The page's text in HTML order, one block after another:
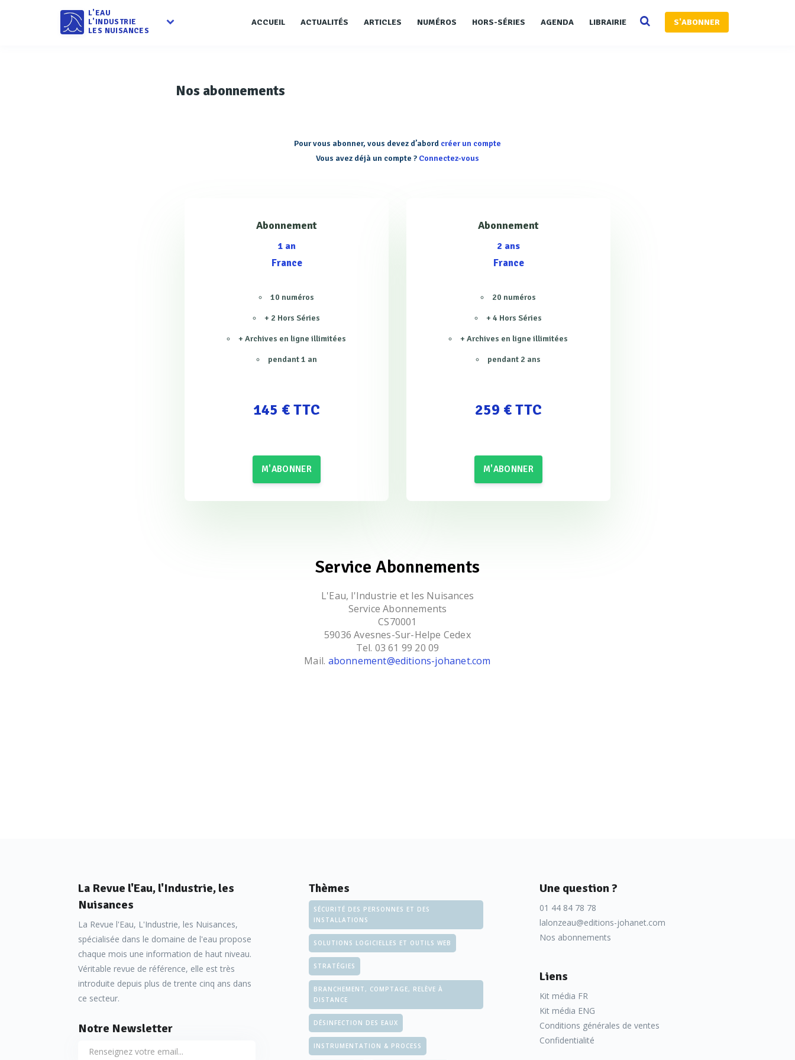
L'EAU
L'INDUSTRIE
LES NUISANCES
ACCUEIL ACTUALITÉS ARTICLES NUMÉROS HORS-SÉRIES AGENDA LIBRAIRIE S'ABONNER
Nos abonnements
Pour vous abonner, vous devez d’abord créer un compte
Vous avez déjà un compte ? Connectez-vous
Abonnement
1 an
France
10 numéros
+ 2 Hors Séries
+ Archives en ligne illimitées
pendant 1 an
145 € TTC
M'ABONNER
Abonnement
2 ans
France
20 numéros
+ 4 Hors Séries
+ Archives en ligne illimitées
pendant 2 ans
259 € TTC
M'ABONNER
Service Abonnements
L'Eau, l'Industrie et les Nuisances
Service Abonnements
CS70001
59036 Avesnes-Sur-Helpe Cedex
Tel. 03 61 99 20 09
Mail. abonnement@editions-johanet.com
La Revue l'Eau, l'Industrie, les
Nuisances
La Revue l'Eau, L'Industrie, les Nuisances,
spécialisée dans le domaine de l'eau propose
chaque mois une information de haut niveau.
Véritable revue de référence, elle est très
introduite depuis plus de trente cinq ans dans
ce secteur.
Notre Newsletter
Thèmes
SÉCURITÉ DES PERSONNES ET DES
INSTALLATIONS
SOLUTIONS LOGICIELLES ET OUTILS WEB
STRATÉGIES
BRANCHEMENT, COMPTAGE, RELÈVE À
DISTANCE
DÉSINFECTION DES EAUX
INSTRUMENTATION & PROCESS
Une question ?
01 44 84 78 78
lalonzeau@editions-johanet.com
Nos abonnements
Liens
Kit média FR
Kit média ENG
Conditions générales de ventes
Confidentialité